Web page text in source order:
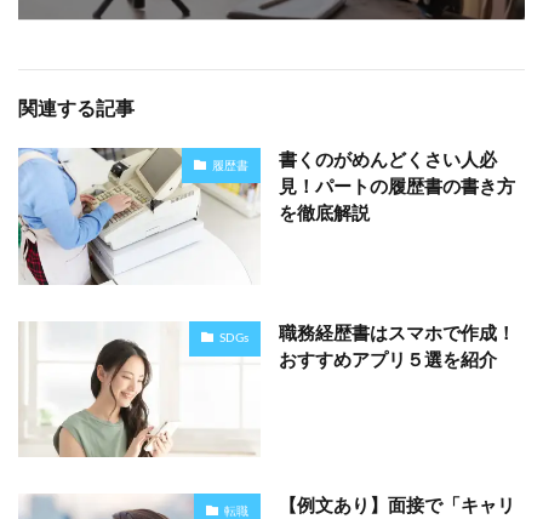
関連する記事
履歴書
書くのがめんどくさい人必
見！パートの履歴書の書き方
を徹底解説
SDGs
職務経歴書はスマホで作成！
おすすめアプリ５選を紹介
転職
【例文あり】面接で「キャリ